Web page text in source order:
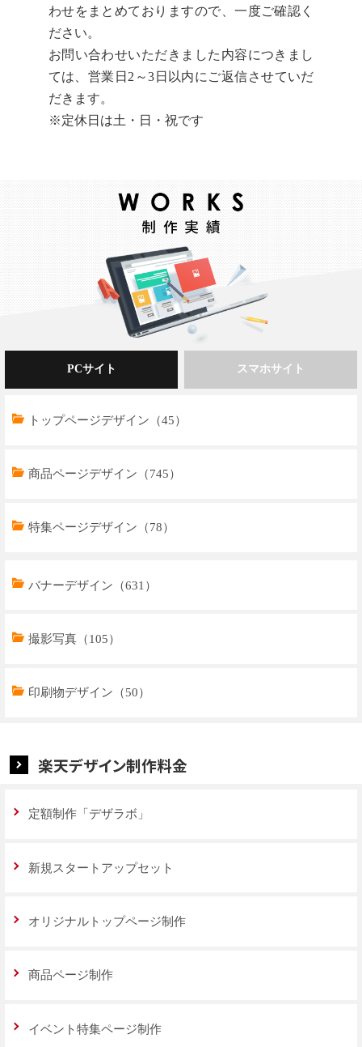
わせをまとめておりますので、一度ご確認く
ださい。
お問い合わせいただきました内容につきまし
ては、営業日2～3日以内にご返信させていだ
だきます。
※定休日は土・日・祝です
PCサイト
トップページデザイン（45）
商品ページデザイン（745）
特集ページデザイン（78）
スマホサイト
トップページデザイン（33）
商品ページデザイン（769）
特集ページデザイン（59）
バナーデザイン（631）
撮影写真（105）
印刷物デザイン（50）
楽天デザイン制作料金
定額制作「デザラボ」
新規スタートアップセット
オリジナルトップページ制作
商品ページ制作
イベント特集ページ制作